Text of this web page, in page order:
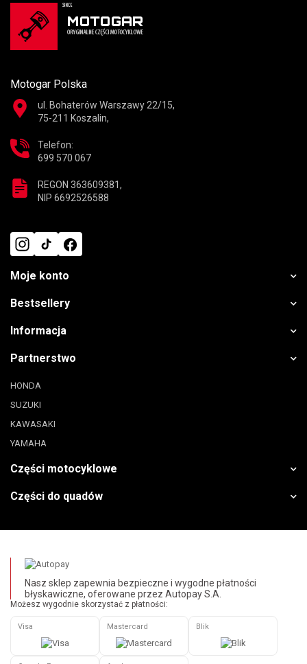
Motogar Polska
ul. Bohaterów Warszawy 22/15,
75-211 Koszalin,
Telefon:
699 570 067
REGON 363609381,
NIP 6692526588
Moje konto
Bestsellery
Informacja
Partnerstwo
HONDA
SUZUKI
KAWASAKI
YAMAHA
Części motocyklowe
Części do quadów
Nasz sklep zapewnia bezpieczne i wygodne płatności
błyskawiczne, oferowane przez Autopay S.A.
Możesz wygodnie skorzystać z płatności:
Visa Mastercard Blik